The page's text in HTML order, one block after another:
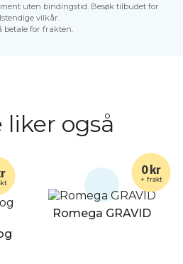
uten bindingstid. Besøk tilbudet for
vilkår.
betale for frakten.
liker også
0 kr
+ frakt
Romega GRAVID